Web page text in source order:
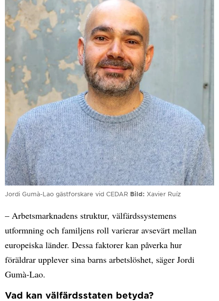
Jordi Gumà-Lao gästforskare vid CEDAR Bild Xavier Ruíz
– Arbetsmarknadens struktur, välfärdssystemens
utformning och familjens roll varierar avsevärt mellan
europeiska länder. Dessa faktorer kan påverka hur
föräldrar upplever sina barns arbetslöshet, säger Jordi
Gumà-Lao.
Vad kan välfärdsstaten betyda?